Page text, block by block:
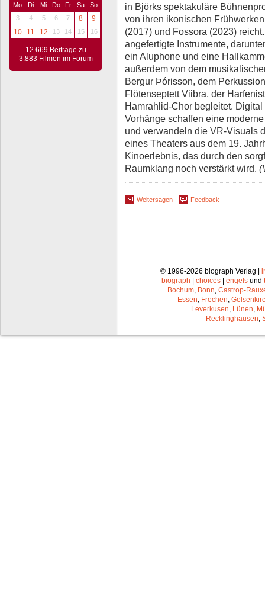
Mo Di Mi Do Fr Sa
So
3
4 5 6 7 8
9
10
11 12 13 14 15 16
12.669 Beiträge zu
3.883 Filmen im Forum
in Björks spektakuläre
von ihren ikonischen
(2017) und Fossora (2023)
angefertigte Instrumente,
ein Aluphone und eine
außerdem von dem
Bergur Þórisson, dem
Flötenseptett Viibra, der
Hamrahlid-Chor begleitet.
Vorhänge schaffen eine
und verwandeln die VR-Visuals
eines Theaters aus dem 19.
Kinoerlebnis, das durch den
Raumklang noch verstärkt wird.
Weitersagen Feedback
© 1996-2026 biograph Verlag |
biograph | choices | engels und
Bochum Bonn Castrop-
Essen Frechen
Leverkusen Lünen
Recklinghausen